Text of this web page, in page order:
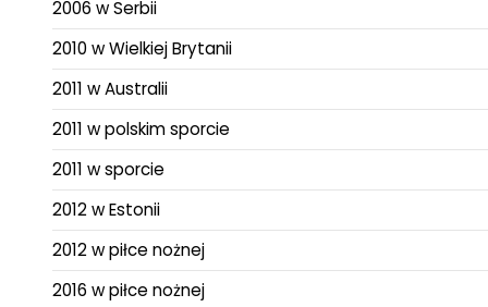
2006 w Serbii
2010 w Wielkiej Brytanii
2011 w Australii
2011 w polskim sporcie
2011 w sporcie
2012 w Estonii
2012 w piłce nożnej
2016 w piłce nożnej